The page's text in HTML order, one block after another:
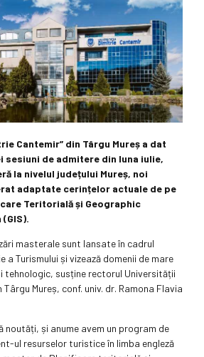
Cantemir” din Târgu Mureș a dat
de admitere din luna iulie,
la nivelul județului Mureș, noi
adaptate cerințelor actuale de pe
Teritorială și Geographic
masterale sunt lansate în cadrul
a Turismului și vizează domenii de mare
tehnologic, susține rectorul Universității
Târgu Mureș, conf. univ. dr. Ramona Flavia
noutăți, și anume avem un program de
ul resurselor turistice în limba engleză